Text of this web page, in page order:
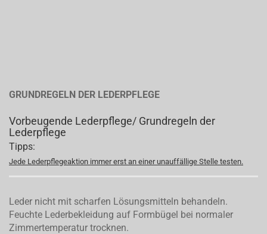
GRUNDREGELN DER LEDERPFLEGE
Vorbeugende Lederpflege/ Grundregeln der
Lederpflege
Tipps:
Jede Lederpflegeaktion immer erst an einer unauffällige Stelle testen.
Leder nicht mit scharfen Lösungsmitteln behandeln.
Feuchte Lederbekleidung auf Formbügel bei normaler
Zimmertemperatur trocknen.